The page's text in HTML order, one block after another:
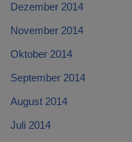
Dezember 2014
November 2014
Oktober 2014
September 2014
August 2014
Juli 2014